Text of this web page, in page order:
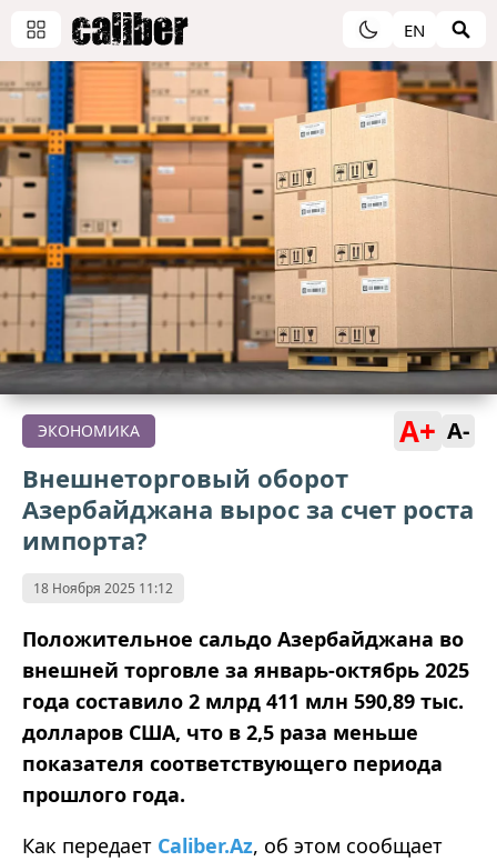
EN
ЭКОНОМИКА A+ A-
Внешнеторговый оборот
Азербайджана вырос за счет роста
импорта?
18 Ноября 2025 11:12
Положительное сальдо Азербайджана во
внешней торговле за январь-октябрь 2025
года составило 2 млрд 411 млн 590,89 тыс.
долларов США, что в 2,5 раза меньше
показателя соответствующего периода
прошлого года.
Как передает Caliber.Az, об этом сообщает